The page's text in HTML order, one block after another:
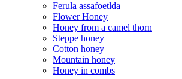
Ferula assafoetlda
Flower Honey
Honey from a camel thorn
Steppe honey
Cotton honey
Mountain honey
Honey in combs